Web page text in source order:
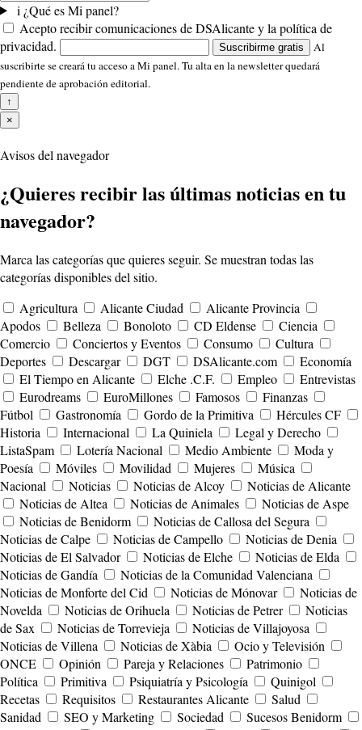
i ¿Qué es Mi panel?
Acepto recibir comunicaciones de DSAlicante y la política de
privacidad.
Suscribirme gratis
Al
suscribirte se creará tu acceso a Mi panel. Tu alta en la newsletter quedará
pendiente de aprobación editorial.
↑
×
Avisos del navegador
¿Quieres recibir las últimas noticias en tu
navegador?
Marca las categorías que quieres seguir. Se muestran todas las
categorías disponibles del sitio.
Agricultura
Alicante Ciudad
Alicante Provincia
Apodos
Belleza Bonoloto CD Eldense
Ciencia
Comercio
Conciertos y Eventos Consumo
Cultura
Deportes
Descargar DGT DSAlicante.com
Economía
El Tiempo en Alicante
Elche .C.F. Empleo
Entrevistas
Eurodreams
EuroMillones Famosos
Finanzas
Fútbol
Gastronomía Gordo de la Primitiva
Hércules CF
Historia
Internacional La Quiniela
Legal y Derecho
ListaSpam
Lotería Nacional Medio Ambiente
Moda y
Poesía
Móviles Movilidad Mujeres
Música
Nacional
Noticias Noticias de Alcoy
Noticias de Alicante
Noticias de Altea
Noticias de Animales
Noticias de Aspe
Noticias de Benidorm
Noticias de Callosa del Segura
Noticias de Calpe
Noticias de Campello
Noticias de Denia
Noticias de El Salvador
Noticias de Elche
Noticias de Elda
Noticias de Gandía
Noticias de la Comunidad Valenciana
Noticias de Monforte del Cid
Noticias de Mónovar
Noticias de
Novelda
Noticias de Orihuela Noticias de Petrer
Noticias
de Sax
Noticias de Torrevieja
Noticias de Villajoyosa
Noticias de Villena
Noticias de Xàbia
Ocio y Televisión
ONCE
Opinión Pareja y Relaciones
Patrimonio
Política
Primitiva Psiquiatría y Psicología
Quinigol
Recetas
Requisitos Restaurantes Alicante
Salud
Sanidad
SEO y Marketing Sociedad
Sucesos Benidorm